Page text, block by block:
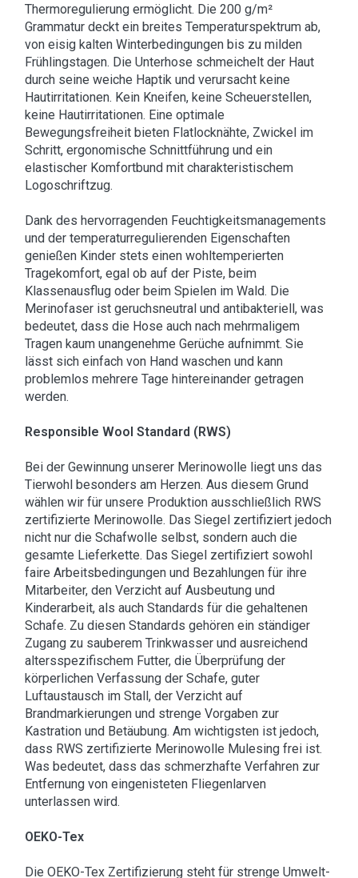
Thermoregulierung ermöglicht. Die 200 g/m²
Grammatur deckt ein breites Temperaturspektrum ab,
von eisig kalten Winterbedingungen bis zu milden
Frühlingstagen. Die Unterhose schmeichelt der Haut
durch seine weiche Haptik und verursacht keine
Hautirritationen. Kein Kneifen, keine Scheuerstellen,
keine Hautirritationen. Eine optimale
Bewegungsfreiheit bieten Flatlocknähte, Zwickel im
Schritt, ergonomische Schnittführung und ein
elastischer Komfortbund mit charakteristischem
Logoschriftzug.
Dank des hervorragenden Feuchtigkeitsmanagements
und der temperaturregulierenden Eigenschaften
genießen Kinder stets einen wohltemperierten
Tragekomfort, egal ob auf der Piste, beim
Klassenausflug oder beim Spielen im Wald. Die
Merinofaser ist geruchsneutral und antibakteriell, was
bedeutet, dass die Hose auch nach mehrmaligem
Tragen kaum unangenehme Gerüche aufnimmt. Sie
lässt sich einfach von Hand waschen und kann
problemlos mehrere Tage hintereinander getragen
werden.
Responsible Wool Standard (RWS)
Bei der Gewinnung unserer Merinowolle liegt uns das
Tierwohl besonders am Herzen. Aus diesem Grund
wählen wir für unsere Produktion ausschließlich RWS
zertifizierte Merinowolle. Das Siegel zertifiziert jedoch
nicht nur die Schafwolle selbst, sondern auch die
gesamte Lieferkette. Das Siegel zertifiziert sowohl
faire Arbeitsbedingungen und Bezahlungen für ihre
Mitarbeiter, den Verzicht auf Ausbeutung und
Kinderarbeit, als auch Standards für die gehaltenen
Schafe. Zu diesen Standards gehören ein ständiger
Zugang zu sauberem Trinkwasser und ausreichend
altersspezifischem Futter, die Überprüfung der
körperlichen Verfassung der Schafe, guter
Luftaustausch im Stall, der Verzicht auf
Brandmarkierungen und strenge Vorgaben zur
Kastration und Betäubung. Am wichtigsten ist jedoch,
dass RWS zertifizierte Merinowolle Mulesing frei ist.
Was bedeutet, dass das schmerzhafte Verfahren zur
Entfernung von eingenisteten Fliegenlarven
unterlassen wird.
OEKO-Tex
Die OEKO-Tex Zertifizierung steht für strenge Umwelt-